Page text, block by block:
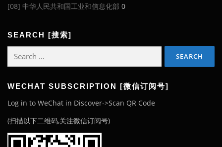
[08] 中华人民共和国工业和信息化部 0
SEARCH [搜索]
Search
WECHAT SUBSCRIPTION [微信订阅号]
Log in to WeChat in Discover->Scan QR Code
(扫描以下二维码,关注微信订阅号)